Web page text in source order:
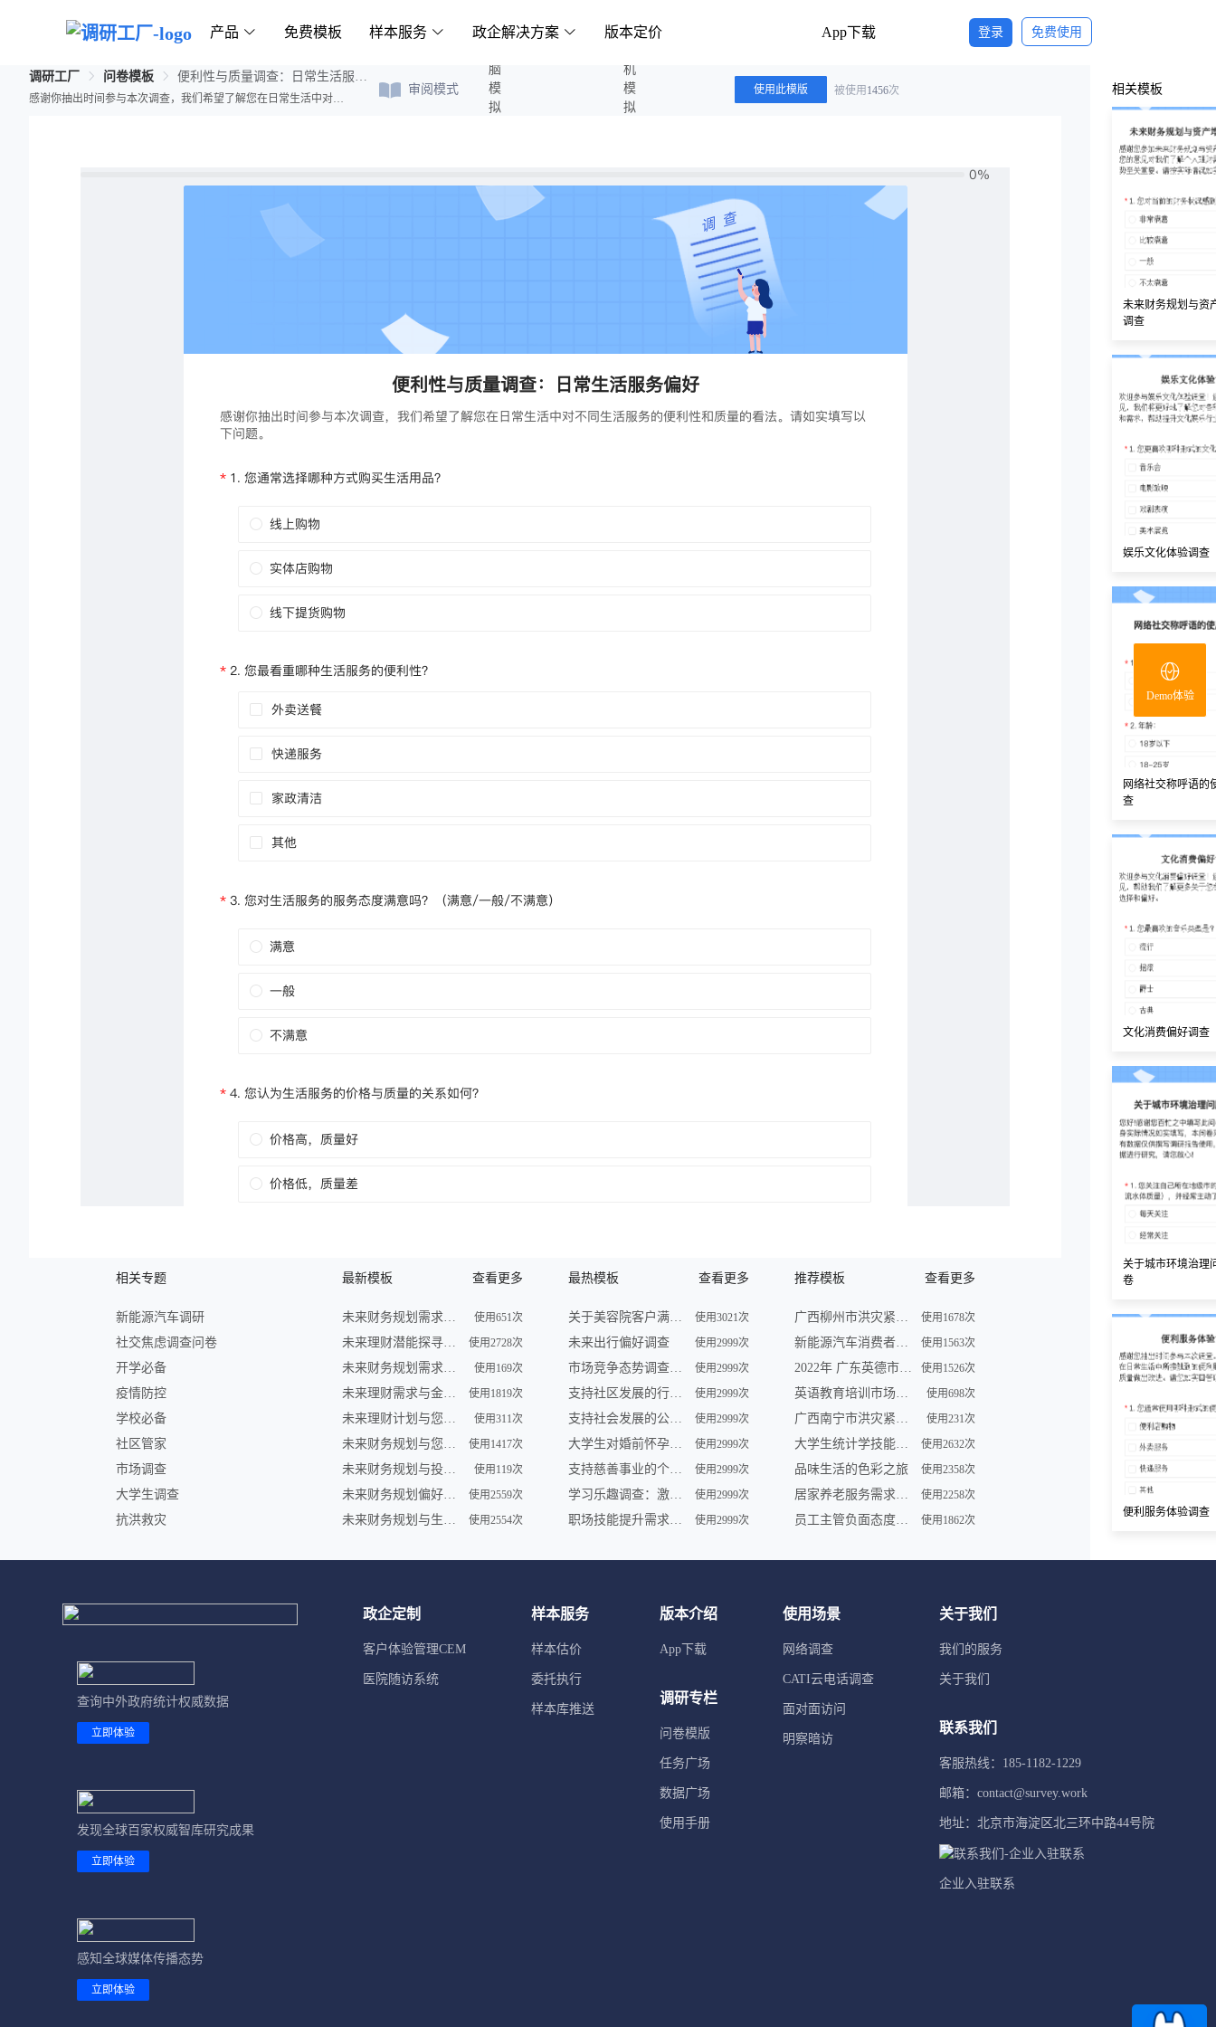
产品 免费模板 样本服务 政企解决方案 版本定价 App下载 登录 免费使用
调研工厂 问卷模板 便利性与质量调查：日常生活服务偏好
感谢你抽出时间参与本次调查，我们希望了解您在日常生活中对不同生活服务的便利性和质量的看法。请如实填写以下问题。
审阅模式
电脑模拟答题 手机模拟答题
使用此模版 被使用 1456次
相关专题
新能源汽车调研
社交焦虑调查问卷
开学必备
疫情防控
学校必备
社区管家
市场调查
大学生调查
抗洪救灾
最新模板 查看更多
未来财务规划需求调查 使用651次
未来理财潜能探寻调查 使用2728次
未来财务规划需求调查 使用169次
未来理财需求与金融形势调查 使用1819次
未来理财计划与您共享 | 金融服务调查 使用311次
未来财务规划与您——一场智慧之旅 使用1417次
未来财务规划与投资展望调查 使用119次
未来财务规划偏好及理财趋势调查 使用2559次
未来财务规划与生活愿景调查 使用2554次
最热模板 查看更多
关于美容院客户满意度的问卷调查 使用3021次
未来出行偏好调查 使用2999次
市场竞争态势调查问卷 使用2999次
支持社区发展的行动调查 使用2999次
支持社会发展的公益组织参与及需求调查 使用2999次
大学生对婚前怀孕认知调查 使用2999次
支持慈善事业的个人行为调查 使用2999次
学习乐趣调查：激发学员学习动力 使用2999次
职场技能提升需求调查 使用2999次
推荐模板 查看更多
广西柳州市洪灾紧急求助信息登记表 使用1678次
新能源汽车消费者购买车意向调查问卷 使用1563次
2022年 广东英德市洪灾紧急求助信息登记表 使用1526次
英语教育培训市场调查问卷表模板 使用698次
广西南宁市洪灾紧急求助信息登记表 使用231次
大学生统计学技能调查问卷 使用2632次
品味生活的色彩之旅 使用2358次
居家养老服务需求调研问卷 使用2258次
员工主管负面态度问卷 使用1862次
相关模板
未来财务规划与资
调查
娱乐文化体验调查
网络社交称呼语的
查
文化消费偏好调查
关于城市环境治理
卷
便利服务体验调查
Demo体验
查询中外政府统计权威数据
立即体验
发现全球百家权威智库研究成果
立即体验
感知全球媒体传播态势
立即体验
政企定制
客户体验管理CEM
医院随访系统
样本服务
样本估价
委托执行
样本库推送
版本介绍
App下载
调研专栏
问卷模版
任务广场
数据广场
使用手册
使用场景
网络调查
CATI云电话调查
面对面访问
明察暗访
关于我们
我们的服务
关于我们
联系我们
客服热线：185-1182-1229
邮箱：contact@survey.work
地址：北京市海淀区北三环中路44号院
企业入驻联系